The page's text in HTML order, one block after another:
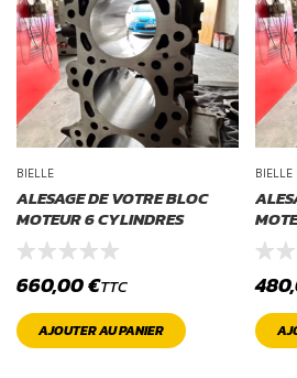
BIELLE
ALESAGE DE VOTRE BLOC
MOTEUR 6 CYLINDRES
660,00€TTC
AJOUTER AU PANIER
BIELLE